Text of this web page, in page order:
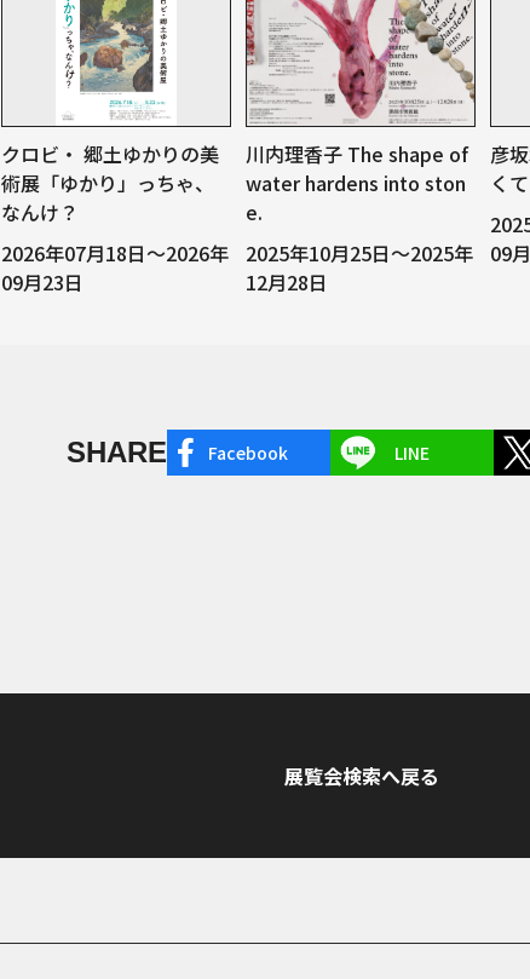
クロビ・ 郷土ゆかりの美
術展「ゆかり」っちゃ、
なんけ？
2026年07月18日～2026年
09月23日
川内理香子 The shape of
water hardens into ston
e.
2025年10月25日～2025年
12月28日
彦
く
09
SHARE Facebook LINE
展覧会検索へ戻る